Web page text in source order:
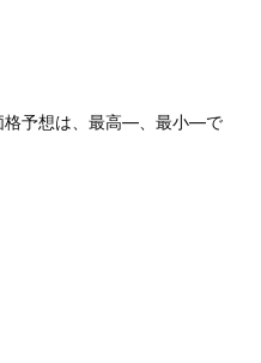
格予想は、最高—、最小—で